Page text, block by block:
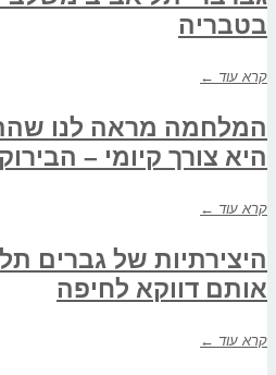
בטבריה
קרא עוד ←
המלחמה מראה לנו
היא צורך קיומי –
קרא עוד ←
היצירתיות של גברים
אותם דווקא לחיפה
קרא עוד ←